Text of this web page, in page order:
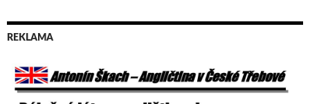
REKLAMA